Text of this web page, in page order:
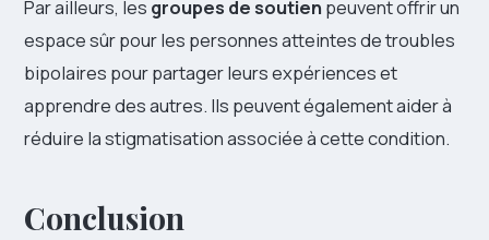
Par ailleurs, les groupes de soutien peuvent offrir un
espace sûr pour les personnes atteintes de troubles
bipolaires pour partager leurs expériences et
apprendre des autres. Ils peuvent également aider à
réduire la stigmatisation associée à cette condition.
Conclusion